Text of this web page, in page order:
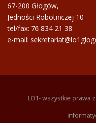
67-200 Głogów,
Jedności Robotniczej 10
tel/fax: 76 834 21 38
e-mail:
LO1- wszystkie prawa